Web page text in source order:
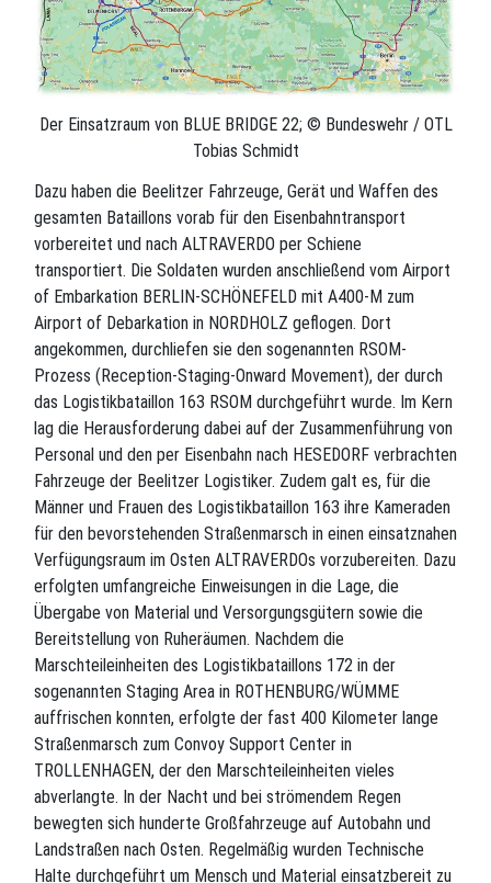
Der Einsatzraum von BLUE BRIDGE 22; © Bundeswehr / OTL
Tobias Schmidt
Dazu haben die Beelitzer Fahrzeuge, Gerät und Waffen des
gesamten Bataillons vorab für den Eisenbahntransport
vorbereitet und nach ALTRAVERDO per Schiene
transportiert. Die Soldaten wurden anschließend vom Airport
of Embarkation BERLIN-SCHÖNEFELD mit A400-M zum
Airport of Debarkation in NORDHOLZ geflogen. Dort
angekommen, durchliefen sie den sogenannten RSOM-
Prozess (Reception-Staging-Onward Movement), der durch
das Logistikbataillon 163 RSOM durchgeführt wurde. Im Kern
lag die Herausforderung dabei auf der Zusammenführung von
Personal und den per Eisenbahn nach HESEDORF verbrachten
Fahrzeuge der Beelitzer Logistiker. Zudem galt es, für die
Männer und Frauen des Logistikbataillon 163 ihre Kameraden
für den bevorstehenden Straßenmarsch in einen einsatznahen
Verfügungsraum im Osten ALTRAVERDOs vorzubereiten. Dazu
erfolgten umfangreiche Einweisungen in die Lage, die
Übergabe von Material und Versorgungsgütern sowie die
Bereitstellung von Ruheräumen. Nachdem die
Marschteileinheiten des Logistikbataillons 172 in der
sogenannten Staging Area in ROTHENBURG/WÜMME
auffrischen konnten, erfolgte der fast 400 Kilometer lange
Straßenmarsch zum Convoy Support Center in
TROLLENHAGEN, der den Marschteileinheiten vieles
abverlangte. In der Nacht und bei strömendem Regen
bewegten sich hunderte Großfahrzeuge auf Autobahn und
Landstraßen nach Osten. Regelmäßig wurden Technische
Halte durchgeführt um Mensch und Material einsatzbereit zu